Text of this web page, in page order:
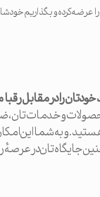
کرده و بگذاریم
را در مقابل
محصولات و خدمات
و به شما این
جایگاه تان در عرصۀ